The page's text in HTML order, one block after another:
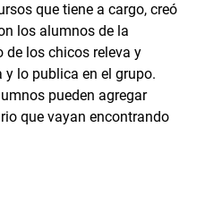
que tiene a cargo, creó
los alumnos de la
de los chicos releva y
y lo publica en el grupo.
pueden agregar
que vayan encontrando